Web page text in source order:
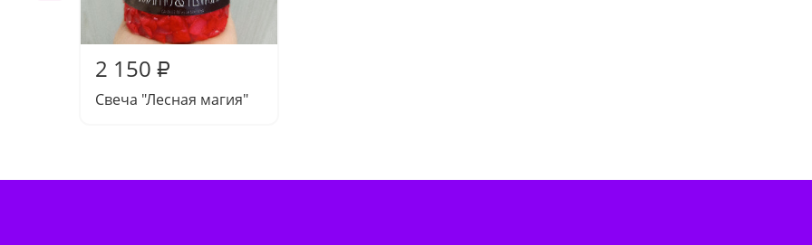
2 150 ₽
Свеча "Лесная магия"